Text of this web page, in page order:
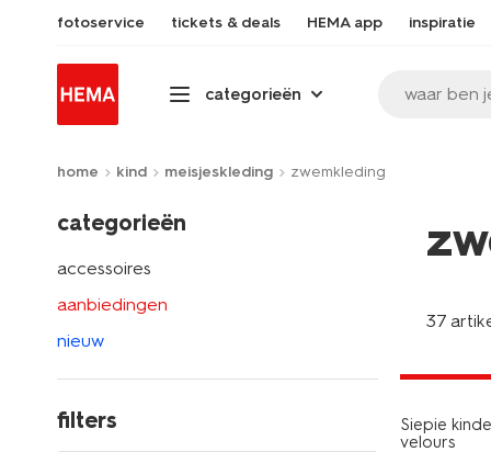
fotoservice tickets & deals HEMA app inspiratie
categorieën waar ben
home kind meisjeskleding zwemkleding
categorieën
accessoires
aanbiedingen
nieuw
filters
37
nieuw
Siepie
velours